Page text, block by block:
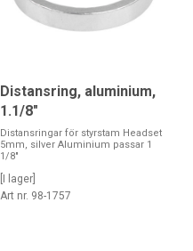
Distansring, aluminium,
1.1/8"
Distansringar för styrstam Headset
5mm, silver Aluminium passar 1
1/8"
[I lager]
Art nr. 98-1757